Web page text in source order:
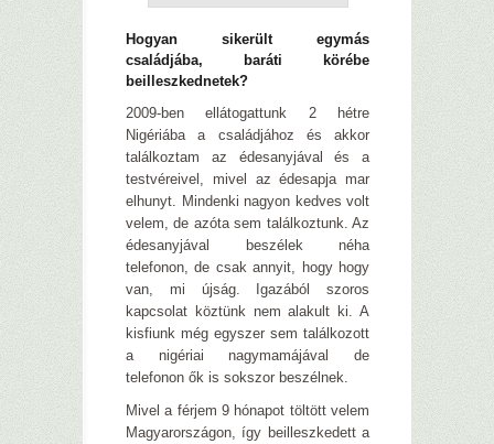
Hogyan sikerült egymás
családjába, baráti körébe
beilleszkednetek?
2009-ben ellátogattunk 2 hétre
Nigériába a családjához és akkor
találkoztam az édesanyjával és a
testvéreivel, mivel az édesapja mar
elhunyt. Mindenki nagyon kedves volt
velem, de azóta sem találkoztunk. Az
édesanyjával beszélek néha
telefonon, de csak annyit, hogy hogy
van, mi újság. Igazából szoros
kapcsolat köztünk nem alakult ki. A
kisfiunk még egyszer sem találkozott
a nigériai nagymamájával de
telefonon ők is sokszor beszélnek.
Mivel a férjem 9 hónapot töltött velem
Magyarországon, így beilleszkedett a